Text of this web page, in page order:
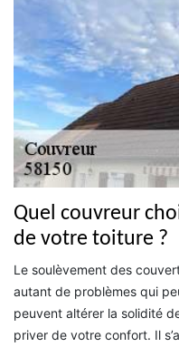
Quel couvreur
de votre toiture ?
Le soulèvement des
autant de problèmes qui
peuvent altérer la solidité
priver de votre confort. Il